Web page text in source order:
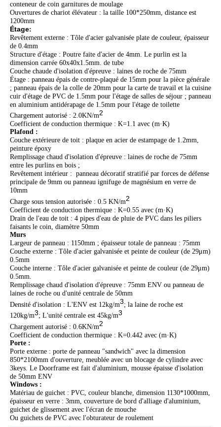
conteneur de coin garnitures de moulage
Ouvertures de chariot élévateur : la taille 100*250mm, distance est
1200mm
Étage:
Revêtement externe : Tôle d'acier galvanisée plate de couleur, épaisseur
de 0.4mm
Structure d'étage : Poutre faite d'acier de 4mm. Le purlin est la
dimension carrée 60x40x1.5mm. de tube
Couche chaude d'isolation d'épreuve : laines de roche de 75mm
Étage : panneau épais de contre-plaqué de 15mm pour la pièce générale
; panneau épais de la colle de 20mm pour la carte de travail et la cuisine
cuir d'étage de PVC de 1.5mm pour l'étage de salles de séjour ; panneau
en aluminium antidérapage de 1.5mm pour l'étage de toilette
Chargement autorisé : 2.0KN/m2
Coefficient de conduction thermique : K=1.1 avec (m·K)
Plafond :
Couche extérieure de toit : plaque en acier de estampage de 1.2mm,
peinture époxy
Remplissage chaud d'isolation d'épreuve : laines de roche de 75mm
entre les purlins en bois ;
Revêtement intérieur : panneau décoratif stratifié par forces de défense
principale de 9mm ou panneau ignifuge de magnésium en verre de
10mm
Charge sous tension autorisée : 0.5 KN/m2
Coefficient de conduction thermique : K=0.55 avec (m·K)
Drain de l'eau de toit : 4 pipes d'eau de pluie de PVC dans les piliers
faisants le coin, diamètre 50mm
Murs
Largeur de panneau : 1150mm ; épaisseur totale de panneau : 75mm
Couche externe : Tôle d'acier galvanisée et peinte de couleur (de 29μm)
0.5mm
Couche interne : Tôle d'acier galvanisée et peinte de couleur (de 29μm)
0.5mm.
Remplissage chaud d'isolation d'épreuve : 75mm ENV ou panneau de
laines de roche ou d'unité centrale de 50mm
Densité d'isolation : L'ENV est 12kg/m3; la laine de roche est
120kg/m3; L'unité centrale est 45kg/m3
Chargement autorisé : 0.6KN/m2
Coefficient de conduction thermique : K=0.442 avec (m·K)
Porte :
Porte externe : porte de panneau "sandwich" avec la dimension
850*2100mm d'ouverture, meublée avec un blocage de cylindre avec
3keys. Le Doorframe est fait d'aluminium, mousse épaisse d'isolation
de 50mm ENV
Windows :
Matériau de guichet : PVC, couleur blanche, dimension 1130*1000mm,
épaisseur en verre : 3mm, couverture de bord d'alliage d'aluminium,
guichet de glissement avec l'écran de mouche
Ou guichets de PVC avec l'obturateur de roulement